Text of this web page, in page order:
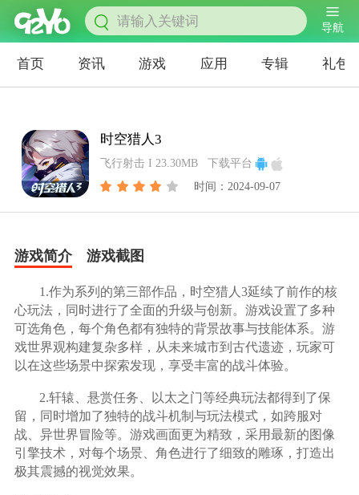
导航
首页 资讯 游戏 应用 专辑 礼包
时空猎人3
飞行射击 I 23.30MB
下载平台
时间：2024-09-07
游戏简介 游戏截图
1.作为系列的第三部作品，时空猎人3延续了前作的核
心玩法，同时进行了全面的升级与创新。游戏设置了多种
可选角色，每个角色都有独特的背景故事与技能体系。游
戏世界观构建复杂多样，从未来城市到古代遗迹，玩家可
以在这些场景中探索发现，享受丰富的战斗体验。
2.轩辕、悬赏任务、以太之门等经典玩法都得到了保
留，同时增加了独特的战斗机制与玩法模式，如跨服对
战、异世界冒险等。游戏画面更为精致，采用最新的图像
引擎技术，对每个场景、角色进行了细致的雕琢，打造出
极其震撼的视觉效果。